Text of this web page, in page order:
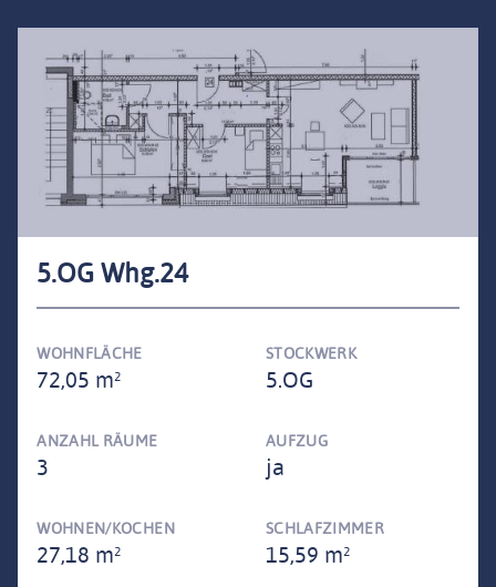
5.OG Whg.24
WOHNFLÄCHE
72,05 m²
STOCKWERK
5.OG
ANZAHL RÄUME
3
AUFZUG
ja
WOHNEN/KOCHEN
27,18 m²
SCHLAFZIMMER
15,59 m²